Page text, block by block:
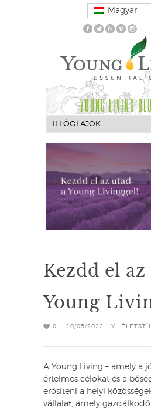
Magyar
YOUNG LIVING
Kezdd el
Young
0 10/05/2022 - YL
A Young Living – amely a
értelmes célokat és a
erősíteni a helyi
vállalat, amely